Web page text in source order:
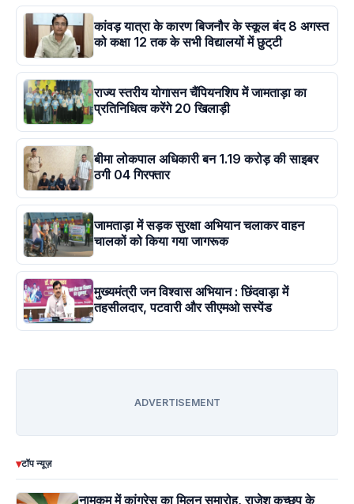
कांवड़ यात्रा के कारण बिजनौर के स्कूल बंद 8 अगस्त
को कक्षा 12 तक के सभी विद्यालयों में छुट्‌टी
राज्य स्तरीय योगासन चैंपियनशिप में जामताड़ा का
प्रतिनिधित्व करेंगे 20 खिलाड़ी
बीमा लोकपाल अधिकारी बन 1.19 करोड़ की साइबर
ठगी 04 गिरफ्तार
जामताड़ा में सड़क सुरक्षा अभियान चलाकर वाहन
चालकों को किया गया जागरूक
मुख्यमंत्री जन विश्वास अभियान : छिंदवाड़ा में
तहसीलदार, पटवारी और सीएमओ सस्पेंड
ADVERTISEMENT
▾टॉप न्यूज़
नामकुम में कांग्रेस का मिलन समारोह, राजेश कच्छप के